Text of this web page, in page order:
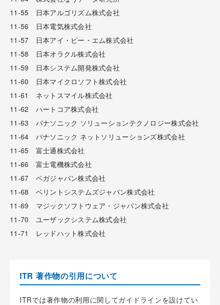
11-55 日本アルゴリズム株式会社
11-56 日本電気株式会社
11-57 日本アイ・ビー・エム株式会社
11-58 日本オラクル株式会社
11-59 日本システム開発株式会社
11-60 日本マイクロソフト株式会社
11-61 ネットスマイル株式会社
11-62 ハートコア株式会社
11-63 パナソニック ソリューションテクノロジー株式会社
11-64 パナソニック ネットソリューションズ株式会社
11-65 富士通株式会社
11-66 富士電機株式会社
11-67 ペガジャパン株式会社
11-68 ベリントシステムズジャパン株式会社
11-69 マジックソフトウェア・ジャパン株式会社
11-70 ユーザックシステム株式会社
11-71 レッドハット株式会社
ITR 著作物の引用について
ITRでは著作物の利用に関してガイドラインを設けてい